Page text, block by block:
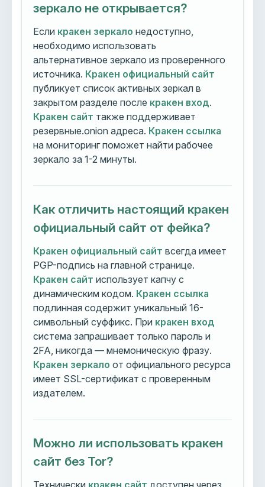
зеркало не открывается?
Если кракен зеркало недоступно,
необходимо использовать
альтернативное зеркало из проверенного
источника. Кракен официальный сайт
публикует список активных зеркал в
закрытом разделе после кракен вход.
Кракен сайт также поддерживает
резервные.onion адреса. Кракен ссылка
на мониторинг поможет найти рабочее
зеркало за 1-2 минуты.
Как отличить настоящий кракен
официальный сайт от фейка?
Кракен официальный сайт всегда имеет
PGP-подпись на главной странице.
Кракен сайт использует капчу с
динамическим кодом. Кракен ссылка
подлинная содержит уникальный 16-
символьный суффикс. При кракен вход
система запрашивает только пароль и
2FA, никогда — мнемоническую фразу.
Кракен зеркало от официального ресурса
имеет SSL-сертификат с проверенным
издателем.
Можно ли использовать кракен
сайт без Tor?